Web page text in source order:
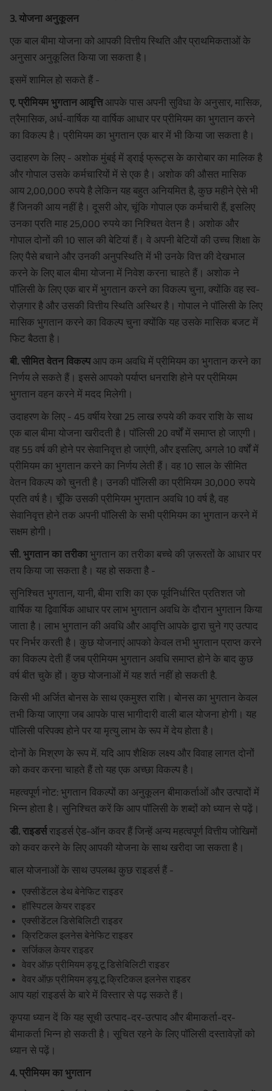
3. योजना अनुकूलन
एक बाल बीमा योजना को आपकी वित्तीय स्थिति और प्राथमिकताओं के
अनुसार अनुकूलित किया जा सकता है।
इसमें शामिल हो सकते हैं -
ए. प्रीमियम भुगतान आवृत्तिआपके पास अपनी सुविधा के अनुसार, मासिक,
त्रैमासिक, अर्ध-वार्षिक या वार्षिक आधार पर प्रीमियम का भुगतान करने
का विकल्प है। प्रीमियम का भुगतान एक बार में भी किया जा सकता है।
उदाहरण के लिए - अशोक मुंबई में ड्राई फ्रूट्स के कारोबार का मालिक है
और गोपाल उसके कर्मचारियों में से एक है। अशोक की औसत मासिक
आय 2,00,000 रुपये है लेकिन यह बहुत अनियमित है, कुछ महीने ऐसे भी
हैं जिनकी आय नहीं है। दूसरी ओर, चूंकि गोपाल एक कर्मचारी हैं, इसलिए
उनका प्रति माह 25,000 रुपये का निश्चित वेतन है। अशोक और
गोपाल दोनों की 10 साल की बेटियां हैं। वे अपनी बेटियों की उच्च शिक्षा के
लिए पैसे बचाने और उनकी अनुपस्थिति में भी उनके वित्त की देखभाल
करने के लिए बाल बीमा योजना में निवेश करना चाहते हैं। अशोक ने
पॉलिसी के लिए एक बार में भुगतान करने का विकल्प चुना, क्योंकि वह स्व-
रोज़गार है और उसकी वित्तीय स्थिति अस्थिर है। गोपाल ने पॉलिसी के लिए
मासिक भुगतान करने का विकल्प चुना क्योंकि यह उसके मासिक बजट में
फिट बैठता है।
बी. सीमित वेतन विकल्पआप कम अवधि में प्रीमियम का भुगतान करने का
निर्णय ले सकते हैं। इससे आपको पर्याप्त धनराशि होने पर प्रीमियम
भुगतान वहन करने में मदद मिलेगी।
उदाहरण के लिए - 45 वर्षीय रेखा 25 लाख रुपये की कवर राशि के साथ
एक बाल बीमा योजना खरीदती है। पॉलिसी 20 वर्षों में समाप्त हो जाएगी।
वह 55 वर्ष की होने पर सेवानिवृत्त हो जाएंगी, और इसलिए, अगले 10 वर्षों में
प्रीमियम का भुगतान करने का निर्णय लेती हैं। वह 10 साल के सीमित
वेतन विकल्प को चुनती है। उनकी पॉलिसी का प्रीमियम 30,000 रुपये
प्रति वर्ष है। चूँकि उसकी प्रीमियम भुगतान अवधि 10 वर्ष है, वह
सेवानिवृत्त होने तक अपनी पॉलिसी के सभी प्रीमियम का भुगतान करने में
सक्षम होगी।
सी. भुगतान का तरीकाभुगतान का तरीका बच्चे की ज़रूरतों के आधार पर
तय किया जा सकता है। यह हो सकता है -
सुनिश्चित भुगतान, यानी, बीमा राशि का एक पूर्वनिर्धारित प्रतिशत जो
वार्षिक या द्विवार्षिक आधार पर लाभ भुगतान अवधि के दौरान भुगतान किया
जाता है। लाभ भुगतान की अवधि और आवृत्ति आपके द्वारा चुने गए उत्पाद
पर निर्भर करती है। कुछ योजनाएं आपको केवल तभी भुगतान प्राप्त करने
का विकल्प देती हैं जब प्रीमियम भुगतान अवधि समाप्त होने के बाद कुछ
वर्ष बीत चुके हों। कुछ योजनाओं में यह शर्त नहीं हो सकती है.
किसी भी अर्जित बोनस के साथ एकमुश्त राशि। बोनस का भुगतान केवल
तभी किया जाएगा जब आपके पास भागीदारी वाली बाल योजना होगी। यह
पॉलिसी परिपक्व होने पर या मृत्यु लाभ के रूप में देय होता है।
दोनों के मिश्रण के रूप में. यदि आप शैक्षिक लक्ष्य और विवाह लागत दोनों
को कवर करना चाहते हैं तो यह एक अच्छा विकल्प है।
महत्वपूर्ण नोट: भुगतान विकल्पों का अनुकूलन बीमाकर्ताओं और उत्पादों में
भिन्न होता है। सुनिश्चित करें कि आप पॉलिसी के शब्दों को ध्यान से पढ़ें।
डी. राइडर्सराइडर्स ऐड-ऑन कवर हैं जिन्हें अन्य महत्वपूर्ण वित्तीय जोखिमों
को कवर करने के लिए आपकी योजना के साथ खरीदा जा सकता है।
बाल योजनाओं के साथ उपलब्ध कुछ राइडर्स हैं -
एक्सीडेंटल डेथ बेनेफिट राइडर
हॉस्पिटल केयर राइडर
एक्सीडेंटल डिसेबिलिटी राइडर
क्रिटिकल इलनेस बेनेफिट राइडर
सर्जिकल केयर राइडर
वेवर ऑफ़ प्रीमियम ड्यू टू डिसेबिलिटी राइडर
वेवर ऑफ़ प्रीमियम ड्यू टू क्रिटिकल इलनेस राइडर
आप यहां राइडर्स के बारे में विस्तार से पढ़ सकते हैं।
कृपया ध्यान दें कि यह सूची उत्पाद-दर-उत्पाद और बीमाकर्ता-दर-
बीमाकर्ता भिन्न हो सकती है। सूचित रहने के लिए पॉलिसी दस्तावेज़ों को
ध्यान से पढ़ें।
4. प्रीमियम का भुगतान